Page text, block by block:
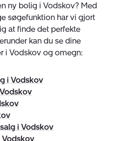
en marketingplan, som giver
sikrer, at din bolig
mulig vis. Med
for, at den rigtige køberprofil
indretning.
eller en tilbygning – så kan
det så konkret og visuelt
Renoveringsmuligheder
for et salg.
ny bolig i Vodskov? Med
søgefunktion har vi gjort
at finde det perfekte
kan du se dine
i Vodskov og omegn:
i Vodskov
i Vodskov
Vodskov